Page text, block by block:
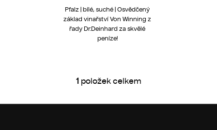
Pfalz | bílé, suché | Osvědčený
základ vinařství Von Winning z
řady Dr.Deinhard za skvělé
peníze!
O
l
1 položek celkem